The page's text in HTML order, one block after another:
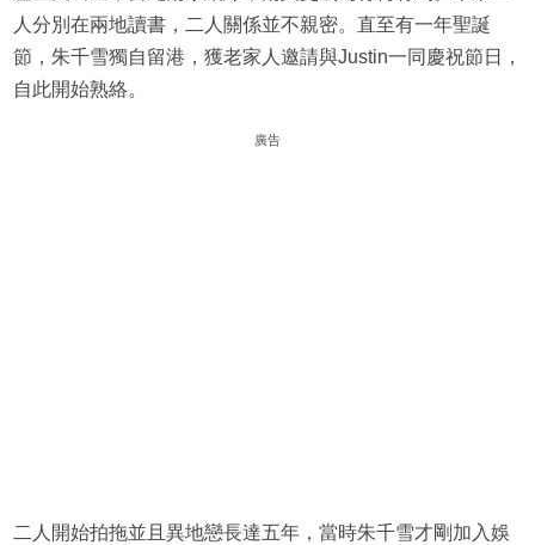
人分別在兩地讀書，二人關係並不親密。直至有一年聖誕
節，朱千雪獨自留港，獲老家人邀請與Justin一同慶祝節日，
自此開始熟絡。
廣告
二人開始拍拖並且異地戀長達五年，當時朱千雪才剛加入娛